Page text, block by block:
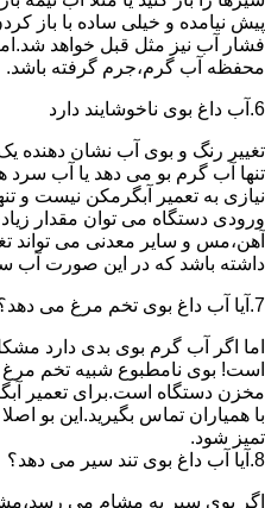
پیش نیامده و خیلی ساده با باز
فشار آب نیز مثل قبل خواهد
محفظه آب گرم،جرم گرفته باشد.
6.آب داغ بوی ناخوشایند دارد
تغییر رنگ و بوی آب نشان دهنده
تنها آب گرم بو می دهد یا آب
نیازی به تعمیر آبگرمکن نیست و
ورودی دستگاه می توان مقدار
آهن،مس و سایر معدنی می تواند
داشته باشد که در این صورت
7.آیا آب داغ بوی تخم مرغ می دهد؟
اما اگر آب گرم بوی بدی دارد
است! بوی نامطبوع شبیه تخم مرغ
مخزن دستگاه است.برای تعمیر
با همیاران تماس بگیرید.این بو
تمیز شود.
8.آیا آب داغ بوی تند سیر می دهد؟
اگر بوی سیر به مشام می